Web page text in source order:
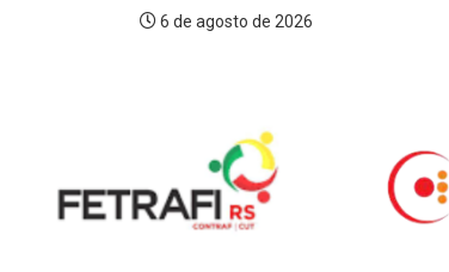
6 de agosto de 2026